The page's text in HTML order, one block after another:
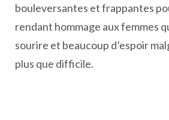
bouleversantes et frappantes
rendant hommage aux femmes
sourire et beaucoup d’espoir
plus que difficile.